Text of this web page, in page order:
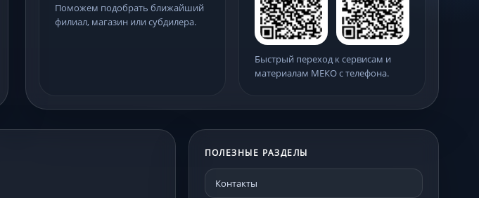
Поможем подобрать ближайший
филиал, магазин или субдилера.
Быстрый переход к сервисам и
материалам МЕКО с телефона.
ПОЛЕЗНЫЕ РАЗДЕЛЫ
Контакты